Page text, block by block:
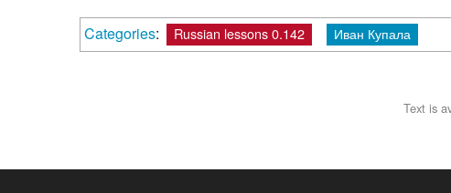
Categories: Russian lessons 0.142 Иван Купала
Text is